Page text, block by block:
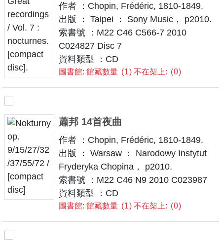
作者 ：Chopin, Frédéric, 1810-1849.
出版 ： Taipei ： Sony Music， p2010.
索書號 ：M22 C46 C566-7 2010
C024827 Disc 7
資料類型 ：CD
圖書館: 館藏數量 1 不在架上: 0
蕭邦 14首夜曲
作者 ：Chopin, Frédéric, 1810-1849.
出版 ： Warsaw ： Narodowy Instytut
Fryderyka Chopina， p2010.
索書號 ：M22 C46 N9 2010 C023987
資料類型 ：CD
圖書館: 館藏數量 1 不在架上: 0